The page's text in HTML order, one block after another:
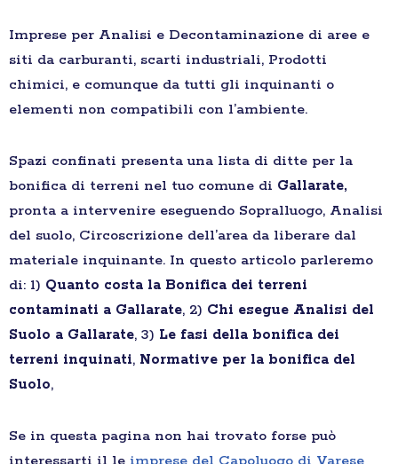
Imprese per Analisi e Decontaminazione di aree e
siti da carburanti, scarti industriali, Prodotti
chimici, e comunque da tutti gli inquinanti o
elementi non compatibili con l’ambiente.
Spazi confinati presenta una lista di ditte per la
bonifica di terreni nel tuo comune di Gallarate,
pronta a intervenire eseguendo Sopralluogo, Analisi
del suolo, Circoscrizione dell’area da liberare dal
materiale inquinante. In questo articolo parleremo
di: 1) Quanto costa la Bonifica dei terreni
contaminati a Gallarate, 2) Chi esegue Analisi del
Suolo a Gallarate, 3) Le fasi della bonifica dei
terreni inquinati, Normative per la bonifica del
Suolo,
Se in questa pagina non hai trovato forse può